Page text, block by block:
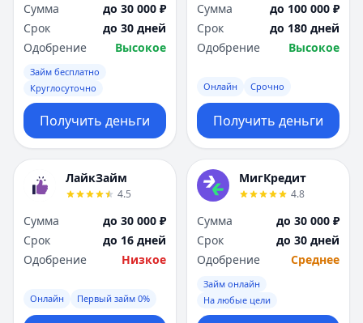
Сумма
до 30 000 ₽
Срок
до 30 дней
Одобрение
Высокое
Займ бесплатно
Круглосуточно
Получить деньги
Сумма
до 100 000 ₽
Срок
до 180 дней
Одобрение
Высокое
Онлайн Срочно
Получить деньги
ЛайкЗайм
4.5
Сумма
до 30 000 ₽
Срок
до 16 дней
Одобрение
Низкое
Онлайн Первый займ 0%
МигКредит
4.8
Сумма
до 30 000 ₽
Срок
до 30 дней
Одобрение
Среднее
Займ онлайн
На любые цели